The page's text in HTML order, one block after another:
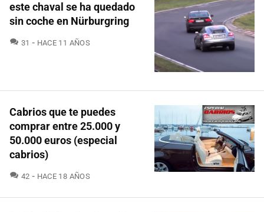
este chaval se ha quedado
sin coche en Nürburgring
31 COMENTARIOS
HACE 11 AÑOS
Cabrios que te puedes
comprar entre 25.000 y
50.000 euros (especial
cabrios)
42 COMENTARIOS
HACE 18 AÑOS